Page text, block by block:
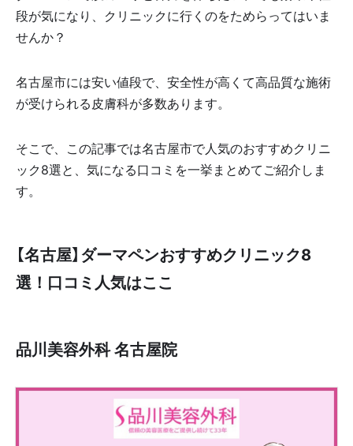
段が気になり、クリニックに行くのをためらってはいま
せんか？
名古屋市には安い値段で、安全性が高くて高品質な施術
が受けられる皮膚科が多数あります。
そこで、この記事では名古屋市で人気のおすすめクリニ
ック8選と、気になる口コミを一挙まとめてご紹介しま
す。
【名古屋】ダーマペンおすすめクリニック8
選！口コミ人気はここ
品川美容外科 名古屋院